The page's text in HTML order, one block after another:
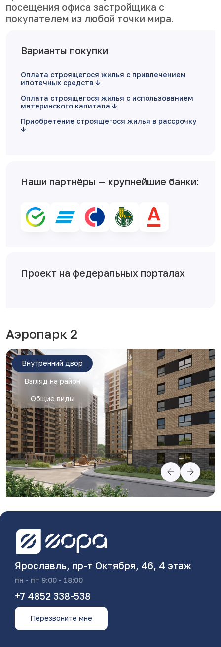
посещения офиса застройщика с
покупателем из любой точки мира.
Варианты покупки
Оплата строящегося жилья с привлечением
ипотечных средств
Оплата строящегося жилья с использованием
материнского капитала
Приобретение строящегося жилья в рассрочку
Наши партнёры — крупнейшие банки:
Проект на федеральных порталах
Аэропарк 2
Внутренний двор
Взгляд на район
Общие виды
Ярославль, пр-т Октября, 46, 4 этаж
пн - пт 9:00 - 18:00
+7 4852 338-538
Перезвоните мне